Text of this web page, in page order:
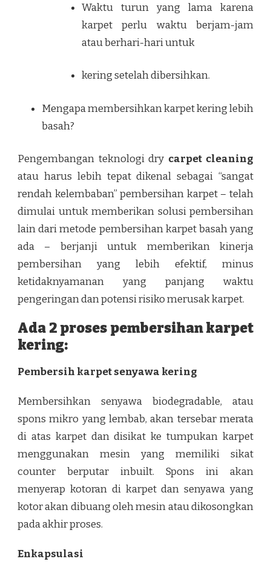
Waktu turun yang lama karena
karpet perlu waktu berjam-jam
atau berhari-hari untuk
kering setelah dibersihkan.
Mengapa membersihkan karpet kering lebih
basah?
Pengembangan teknologi dry carpet cleaning
atau harus lebih tepat dikenal sebagai “sangat
rendah kelembaban” pembersihan karpet – telah
dimulai untuk memberikan solusi pembersihan
lain dari metode pembersihan karpet basah yang
ada – berjanji untuk memberikan kinerja
pembersihan yang lebih efektif, minus
ketidaknyamanan yang panjang waktu
pengeringan dan potensi risiko merusak karpet.
Ada 2 proses pembersihan karpet
kering:
Pembersih karpet senyawa kering
Membersihkan senyawa biodegradable, atau
spons mikro yang lembab, akan tersebar merata
di atas karpet dan disikat ke tumpukan karpet
menggunakan mesin yang memiliki sikat
counter berputar inbuilt. Spons ini akan
menyerap kotoran di karpet dan senyawa yang
kotor akan dibuang oleh mesin atau dikosongkan
pada akhir proses.
Enkapsulasi